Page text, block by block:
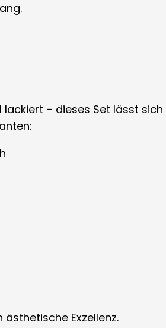
– dieses Set lässt
Exzellenz.